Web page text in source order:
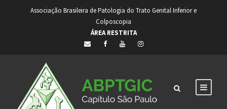
Associação Brasileira de Patologia do Trato Genital Inferior e
Colposcopia
ÁREA RESTRITA